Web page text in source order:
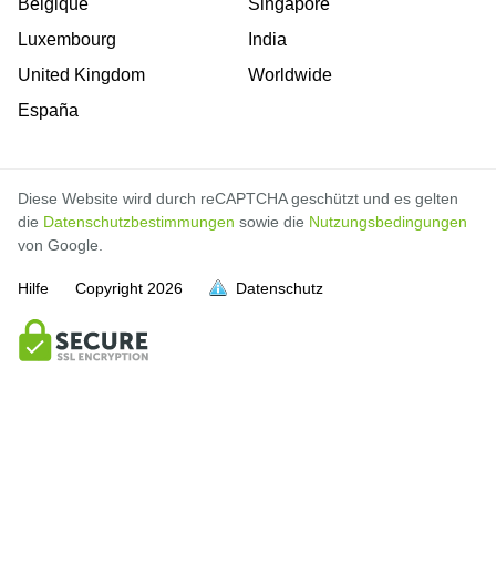
Belgique
Luxembourg
United Kingdom
España
Singapore
India
Worldwide
Diese Website wird durch reCAPTCHA geschützt und es gelten
die Datenschutzbestimmungen sowie die Nutzungsbedingungen
von Google.
Hilfe Copyright 2026 Datenschutz